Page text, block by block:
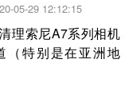
05-29 12:12:15
理索尼A7系列相机
（特别是在亚洲地